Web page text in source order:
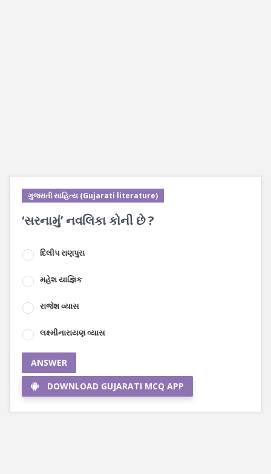
ગુજરાતી સાહિત્ય (Gujarati literature)
‘સરનામું’ નવલિકા કોની છે ?
દિલીપ રાણપુરા
મહેશ યાજ્ઞિક
રાજેશ વ્યાસ
લક્ષ્મીનારાયણ વ્યાસ
ANSWER
DOWNLOAD GUJARATI MCQ APP